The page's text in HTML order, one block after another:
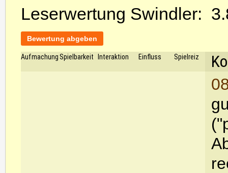
Leserwertung Swindler:
Bewertung abgeben
Aufmachung Spielbarkeit Interaktion Einfluss Spielreiz